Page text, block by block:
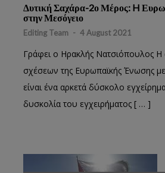
Δυτική Σαχάρα-2ο Μέρος: H
στην Μεσόγειο
Editing Team - 4 August 2021
Γράφει ο Ηρακλής Νατσιόπουλος
σχέσεων της Ευρωπαϊκής Ένωσης
είναι ένα αρκετά δύσκολο
δυσκολία του εγχειρήματος [ … ]